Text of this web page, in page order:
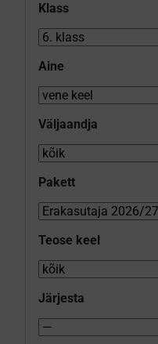
Klass
Aine
Väljaandja
Pakett
Teose keel
Järjesta